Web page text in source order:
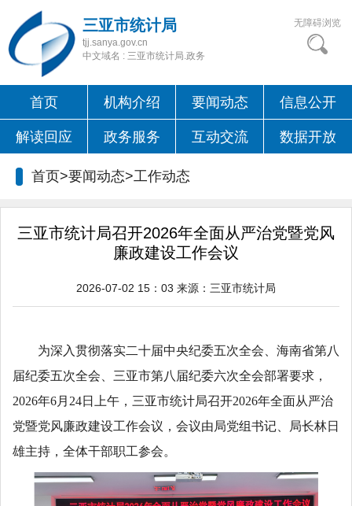
三亚市统计局
tjj.sanya.gov.cn
中文域名 : 三亚市统计局.政务
无障碍浏览
首页 机构介绍 要闻动态 信息公开
解读回应 政务服务 互动交流 数据开放
首页>要闻动态>工作动态
三亚市统计局召开2026年全面从严治党暨党风
廉政建设工作会议
2026-07-02 15：03 来源： 三亚市统计局
为深入贯彻落实二十届中央纪委五次全会、海南省第八
届纪委五次全会、三亚市第八届纪委六次全会部署要求，
2026年6月24日上午，三亚市统计局召开2026年全面从严治
党暨党风廉政建设工作会议，会议由局党组书记、局长林日
雄主持，全体干部职工参会。